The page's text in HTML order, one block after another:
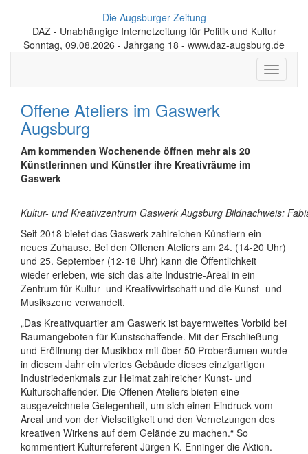
Die Augsburger Zeitung
DAZ - Unabhängige Internetzeitung für Politik und Kultur
Sonntag, 09.08.2026 - Jahrgang 18 - www.daz-augsburg.de
Toggle
Offene Ateliers im Gaswerk
Augsburg
Am kommenden Wochenende öffnen mehr als 20
Künstlerinnen und Künstler ihre Kreativräume im
Gaswerk
Kultur- und Kreativzentrum Gaswerk Augsburg Bildnachweis:
Seit 2018 bietet das Gaswerk zahlreichen Künstlern ein
neues Zuhause. Bei den Offenen Ateliers am 24. (14-20 Uhr)
und 25. September (12-18 Uhr) kann die Öffentlichkeit
wieder erleben, wie sich das alte Industrie-Areal in ein
Zentrum für Kultur- und Kreativwirtschaft und die Kunst- und
Musikszene verwandelt.
„Das Kreativquartier am Gaswerk ist bayernweites Vorbild bei
Raumangeboten für Kunstschaffende. Mit der Erschließung
und Eröffnung der Musikbox mit über 50 Proberäumen wurde
in diesem Jahr ein viertes Gebäude dieses einzigartigen
Industriedenkmals zur Heimat zahlreicher Kunst- und
Kulturschaffender. Die Offenen Ateliers bieten eine
ausgezeichnete Gelegenheit, um sich einen Eindruck vom
Areal und von der Vielseitigkeit und den Vernetzungen des
kreativen Wirkens auf dem Gelände zu machen.“ So
kommentiert Kulturreferent Jürgen K. Enninger die Aktion.